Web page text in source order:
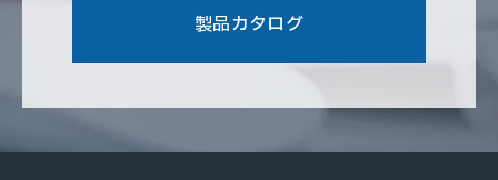
製品カタログ